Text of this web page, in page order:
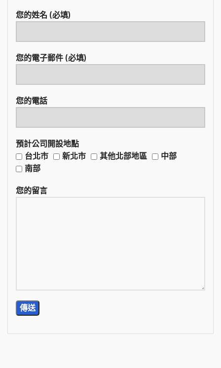
您的姓名 (必填)
您的電子郵件 (必填)
您的電話
預計公司開設地點
台北市
新北市 其他北部地區
中部
南部
您的留言